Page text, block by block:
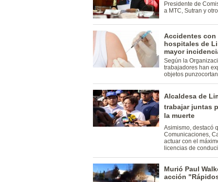
Presidente de
a MTC, Sutran y
Accidentes
hospitales de
mayor
Según la
trabajadores han
objetos
Alcaldesa de
trabajar juntas
la muerte
Asimismo, destacó
Comunicaciones,
actuar con el
licencias de
Murió Paul
acción